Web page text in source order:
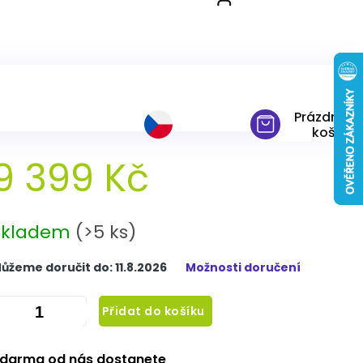
Prázdný
košík
180x200 cm
399 Kč
(>5 ks)
doručit do:11.8.2026 Možnosti doručení
Přidat do košíku